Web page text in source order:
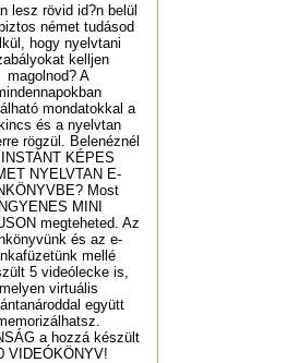
lesz rövid id?n belül
német tudásod
hogy nyelvtani
kelljen
magolnod? A
mondatokkal a
és a nyelvtan
rögzül. Belenéznél
KÉPES
NYELVTAN E-
Most
INGYENES MINI
megteheted. Az
és az e-
mellé
5 videólecke is,
melyen virtuális
együtt
a hozzá készült
VIDEÓKÖNYV!